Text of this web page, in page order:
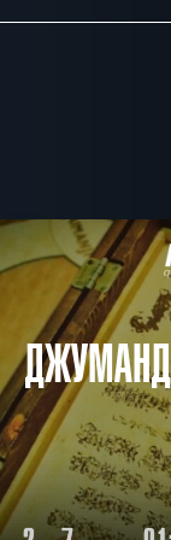
Сложные
Ограбление
СБРОСИТЬ